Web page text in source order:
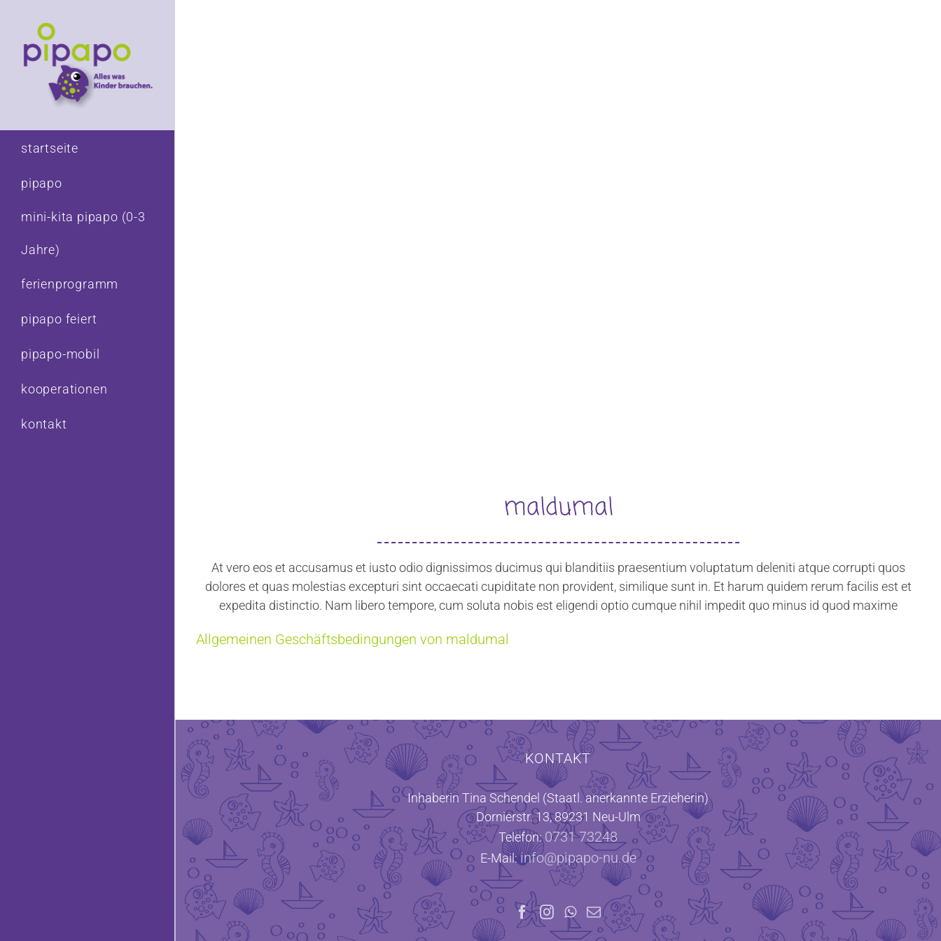
springen
startseite
pipapo
mini-kita pipapo (0-3
Jahre)
ferienprogramm
pipapo feiert
pipapo-mobil
kooperationen
kontakt
maldumal
At vero eos et accusamus et iusto odio dignissimos ducimus qui blanditiis praesentium voluptatum deleniti atque corrupti quos
dolores et quas molestias excepturi sint occaecati cupiditate non provident, similique sunt in. Et harum quidem rerum facilis est et
expedita distinctio. Nam libero tempore, cum soluta nobis est eligendi optio cumque nihil impedit quo minus id quod maxime
Allgemeinen Geschäftsbedingungen von maldumal
KONTAKT
Inhaberin Tina Schendel (Staatl. anerkannte Erzieherin)
Dornierstr. 13, 89231 Neu-Ulm
Telefon:0731 73248
E-Mail:info@pipapo-nu.de